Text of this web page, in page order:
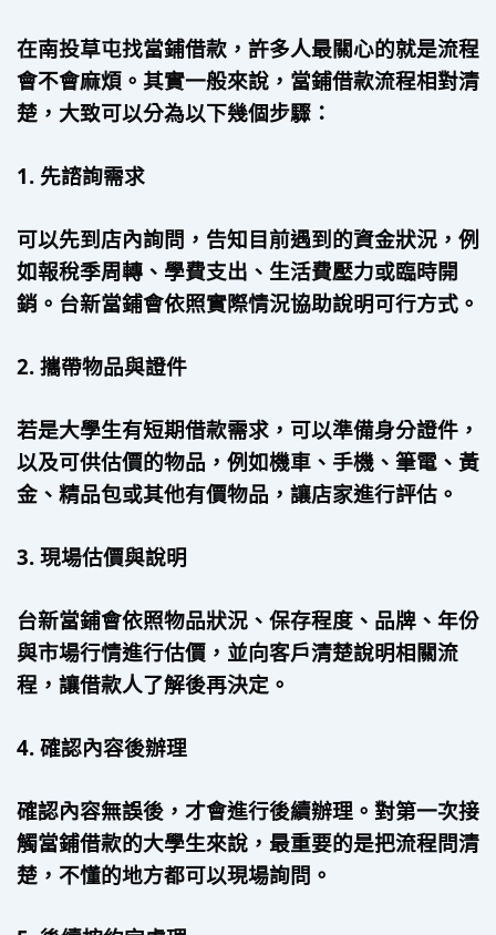
在南投草屯找當鋪借款，許多人最關心的就是流程
會不會麻煩。其實一般來說，當鋪借款流程相對清
楚，大致可以分為以下幾個步驟：
1. 先諮詢需求
可以先到店內詢問，告知目前遇到的資金狀況，例
如報稅季周轉、學費支出、生活費壓力或臨時開
銷。台新當鋪會依照實際情況協助說明可行方式。
2. 攜帶物品與證件
若是大學生有短期借款需求，可以準備身分證件，
以及可供估價的物品，例如機車、手機、筆電、黃
金、精品包或其他有價物品，讓店家進行評估。
3. 現場估價與說明
台新當鋪會依照物品狀況、保存程度、品牌、年份
與市場行情進行估價，並向客戶清楚說明相關流
程，讓借款人了解後再決定。
4. 確認內容後辦理
確認內容無誤後，才會進行後續辦理。對第一次接
觸當鋪借款的大學生來說，最重要的是把流程問清
楚，不懂的地方都可以現場詢問。